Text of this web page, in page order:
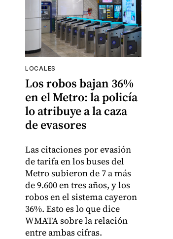
LOCALES
Los robos bajan 36%
en el Metro: la policía
lo atribuye a la caza
de evasores
Las citaciones por evasión
de tarifa en los buses del
Metro subieron de 7 a más
de 9.600 en tres años, y los
robos en el sistema cayeron
36%. Esto es lo que dice
WMATA sobre la relación
entre ambas cifras.